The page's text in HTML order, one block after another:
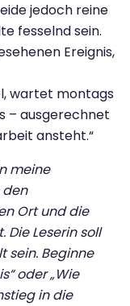
jedoch reine
fesselnd sein.
Ereignis,
wartet montags
– ausgerechnet
ansteht.“
meine
den
Ort und die
Die Leserin soll
sein. Beginne
oder „Wie
in die